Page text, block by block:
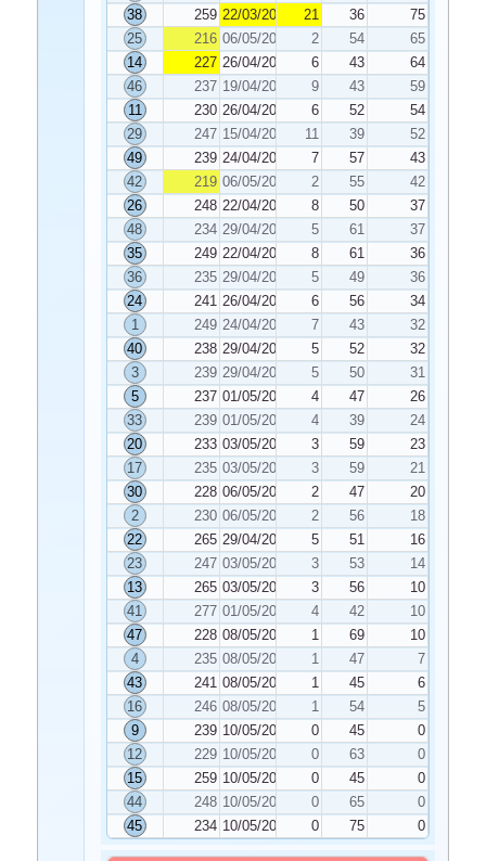
38
259 22/03/2023 21 36
75
25
216 06/05/2023 2 54
65
14
227 26/04/2023 6 43
64
46
237 19/04/2023 9 43
59
11
230 26/04/2023 6 52
54
29
247 15/04/2023 11 39
52
49
239 24/04/2023 7 57
43
42
219 06/05/2023 2 55
42
26
248 22/04/2023 8 50
37
48
234 29/04/2023 5 61
37
35
249 22/04/2023 8 61
36
36
235 29/04/2023 5 49
36
24
241 26/04/2023 6 56
34
1
249 24/04/2023 7 43
32
40
238 29/04/2023 5 52
32
3
239 29/04/2023 5 50
31
5
237 01/05/2023 4 47
26
33
239 01/05/2023 4 39
24
20
233 03/05/2023 3 59
23
17
235 03/05/2023 3 59
21
30
228 06/05/2023 2 47
20
2
230 06/05/2023 2 56
18
22
265 29/04/2023 5 51
16
23
247 03/05/2023 3 53
14
13
265 03/05/2023 3 56
10
41
277 01/05/2023 4 42
10
47
228 08/05/2023 1 69
10
4
235 08/05/2023 1 47
7
43
241 08/05/2023 1 45
6
16
246 08/05/2023 1 54
5
9
239 10/05/2023 0 45
0
12
229 10/05/2023 0 63
0
15
259 10/05/2023 0 45
0
44
248 10/05/2023 0 65
0
45
234 10/05/2023 0 75 0